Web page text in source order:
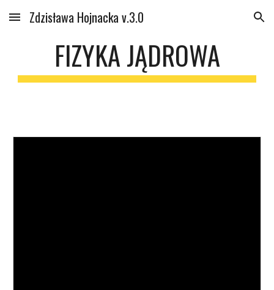
Skip to main content Skip to navigation
Zdzisława Hojnacka v.3.0
FIZYKA JĄDROWA